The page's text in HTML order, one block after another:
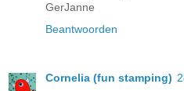
GerJanne
Beantwoorden
Cornelia (fun stamping)